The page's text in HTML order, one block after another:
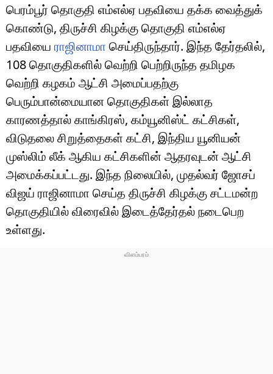
பெரம்பூர் தொகுதி எம்எல்ஏ பதவியை தக்க வைத்துக்
கொண்டு, திருச்சி கிழக்கு தொகுதி எம்எல்ஏ
பதவியை ராஜினாமா செய்திருந்தார். இந்த தேர்தலில்,
108 தொகுதிகளில் வெற்றி பெற்றிருந்த தமிழக
வெற்றி கழகம் ஆட்சி அமைப்பதற்கு
பெரும்பான்மையான தொகுதிகள் இல்லாத
காரணத்தால் காங்கிரஸ், கம்யூனிஸ்ட் கட்சிகள்,
விடுதலை சிறுத்தைகள் கட்சி, இந்திய யூனியன்
முஸ்லிம் லீக் ஆகிய கட்சிகளின் ஆதரவுடன் ஆட்சி
அமைக்கப்பட்டது. இந்த நிலையில், முதல்வர் ஜோசப்
விஜய் ராஜினாமா செய்த திருச்சி கிழக்கு சட்டமன்ற
தொகுதியில் விரைவில் இடைத்தேர்தல் நடைபெற
உள்ளது.